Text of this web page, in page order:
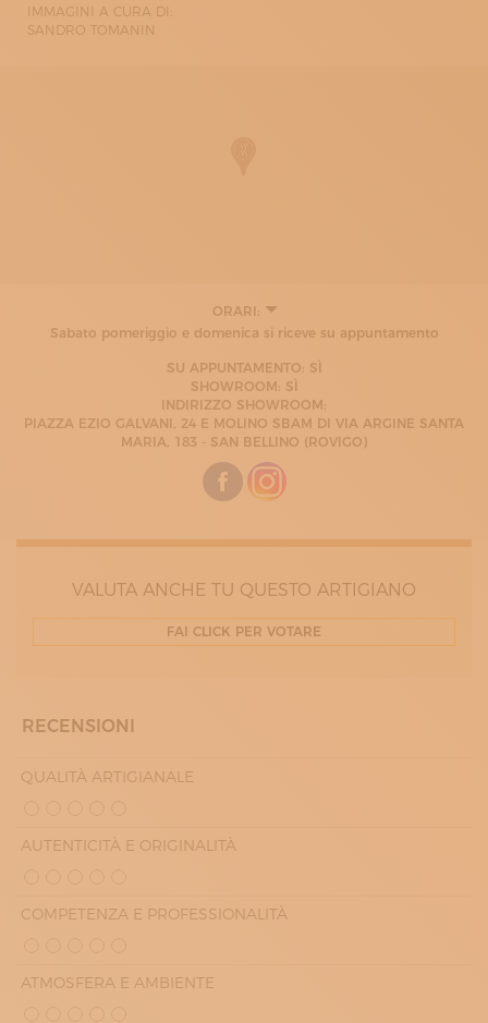
IMMAGINI A CURA DI:
SANDRO TOMANIN
ORARI:
LUNEDÌ
14:00 - 18:00
MARTEDÌ
08:00 - 12:00
14:00 - 18:00
MERCOLEDÌ
08:00 - 12:00
14:00 - 18:00
GIOVEDÌ
14:00 - 18:00
08:00 - 12:00
DOMENICA
Sabato pomeriggio e domenica si riceve su appuntamento
SU APPUNTAMENTO: SÌ
SHOWROOM: SÌ
INDIRIZZO SHOWROOM:
PIAZZA EZIO GALVANI, 24 E MOLINO SBAM DI VIA ARGINE SANTA
MARIA, 183 - SAN BELLINO (ROVIGO)
VALUTA ANCHE TU QUESTO ARTIGIANO
FAI CLICK PER VOTARE
RECENSIONI
QUALITÀ ARTIGIANALE
AUTENTICITÀ E ORIGINALITÀ
COMPETENZA E PROFESSIONALITÀ
ATMOSFERA E AMBIENTE